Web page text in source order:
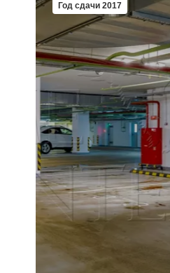
Год сдачи 2017